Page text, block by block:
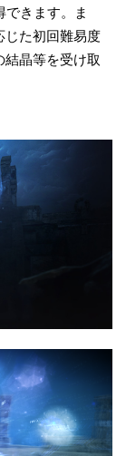
できます。ま
じた初回難易度
晶等を受け取